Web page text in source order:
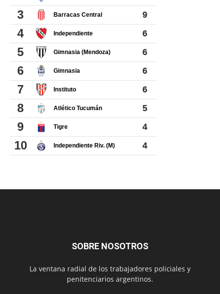
SOBRE NOSOTROS
La ventana radial de los trabajadores policiales y
penitenciarios argentinos.